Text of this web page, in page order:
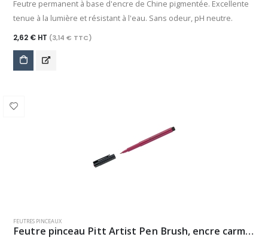
Feutre permanent à base d'encre de Chine pigmentée. Excellente
tenue à la lumière et résistant à l'eau. Sans odeur, pH neutre.
2,62 € HT (3,14 € TTC)
FEUTRES PINCEAUX
Feutre pinceau Pitt Artist Pen Brush, encre carmin rose